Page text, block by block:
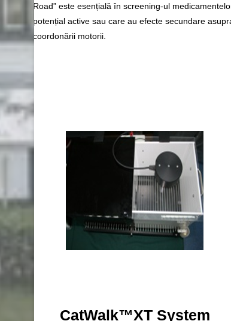
Road” este esențială în screening-ul
potențial active sau care au efecte secundare
coordonării motorii.
CatWalk™XT System